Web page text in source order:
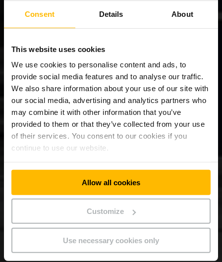
Consent Details About
This website uses cookies
We use cookies to personalise content and ads, to
provide social media features and to analyse our traffic.
We also share information about your use of our site with
our social media, advertising and analytics partners who
may combine it with other information that you’ve
provided to them or that they’ve collected from your use
of their services. You consent to our cookies if you
continue to use our website.
Allow all cookies
Customize
Use necessary cookies only